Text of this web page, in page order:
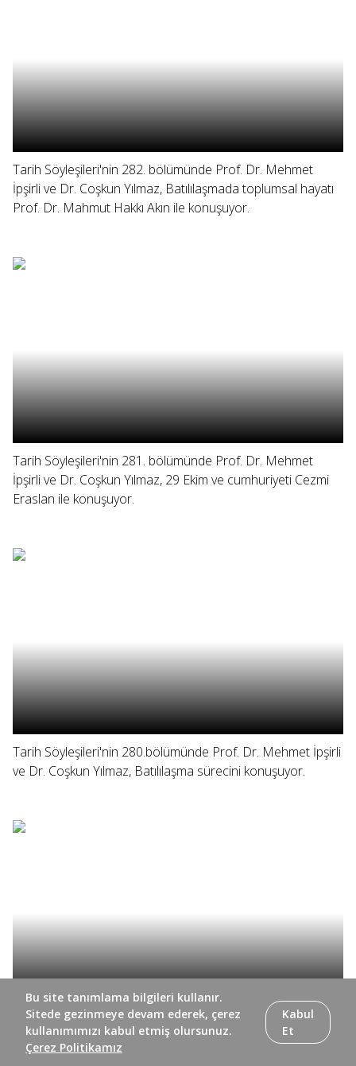
Tarih Söyleşileri'nin 282. bölümünde Prof. Dr. Mehmet
İpşirli ve Dr. Coşkun Yılmaz, Batılılaşmada toplumsal hayatı
Prof. Dr. Mahmut Hakkı Akın ile konuşuyor.
Tarih Söyleşileri'nin 281. bölümünde Prof. Dr. Mehmet
İpşirli ve Dr. Coşkun Yılmaz, 29 Ekim ve cumhuriyeti Cezmi
Eraslan ile konuşuyor.
Tarih Söyleşileri'nin 280.bölümünde Prof. Dr. Mehmet İpşirli
ve Dr. Coşkun Yılmaz, Batılılaşma sürecini konuşuyor.
Tarih Söyleşileri'nin 279. bölümünde Prof. Dr. Mehmet
İpşirli ve Dr. Coşkun Yılmaz, yazar Beşir Ayvazoğlu ile
Bu site tanımlama bilgileri kullanır.
Sitede gezinmeye devam ederek, çerez
kullanımımızı kabul etmiş olursunuz.
Çerez Politikamız
Kabul
Et